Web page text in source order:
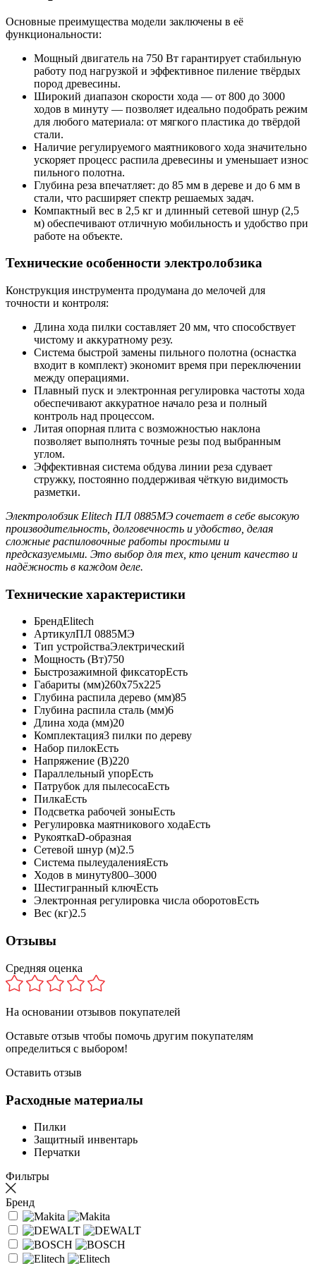
Основные преимущества модели заключены в её
функциональности:
Мощный двигатель на 750 Вт гарантирует стабильную
работу под нагрузкой и эффективное пиление твёрдых
пород древесины.
Широкий диапазон скорости хода — от 800 до 3000
ходов в минуту — позволяет идеально подобрать режим
для любого материала: от мягкого пластика до твёрдой
стали.
Наличие регулируемого маятникового хода значительно
ускоряет процесс распила древесины и уменьшает износ
пильного полотна.
Глубина реза впечатляет: до 85 мм в дереве и до 6 мм в
стали, что расширяет спектр решаемых задач.
Компактный вес в 2,5 кг и длинный сетевой шнур (2,5
м) обеспечивают отличную мобильность и удобство при
работе на объекте.
Технические особенности электролобзика
Конструкция инструмента продумана до мелочей для
точности и контроля:
Длина хода пилки составляет 20 мм, что способствует
чистому и аккуратному резу.
Система быстрой замены пильного полотна (оснастка
входит в комплект) экономит время при переключении
между операциями.
Плавный пуск и электронная регулировка частоты хода
обеспечивают аккуратное начало реза и полный
контроль над процессом.
Литая опорная плита с возможностью наклона
позволяет выполнять точные резы под выбранным
углом.
Эффективная система обдува линии реза сдувает
стружку, постоянно поддерживая чёткую видимость
разметки.
Электролобзик Elitech ПЛ 0885МЭ сочетает в себе высокую
производительность, долговечность и удобство, делая
сложные распиловочные работы простыми и
предсказуемыми. Это выбор для тех, кто ценит качество и
надёжность в каждом деле.
Технические характеристики
БрендElitech
АртикулПЛ 0885МЭ
Тип устройстваЭлектрический
Мощность (Вт)750
Быстрозажимной фиксаторЕсть
Габариты (мм)260х75х225
Глубина распила дерево (мм)85
Глубина распила сталь (мм)6
Длина хода (мм)20
Комплектация3 пилки по дереву
Набор пилокЕсть
Напряжение (В)220
Параллельный упорЕсть
Патрубок для пылесосаЕсть
ПилкаЕсть
Подсветка рабочей зоныЕсть
Регулировка маятникового ходаЕсть
РукояткаD-образная
Сетевой шнур (м)2.5
Система пылеудаленияЕсть
Ходов в минуту800–3000
Шестигранный ключЕсть
Электронная регулировка числа оборотовЕсть
Вес (кг)2.5
Отзывы
Средняя оценка
На основании отзывов покупателей
Оставьте отзыв чтобы помочь другим покупателям
определиться с выбором!
Оставить отзыв
Расходные материалы
Пилки
Защитный инвентарь
Перчатки
Фильтры
Бренд